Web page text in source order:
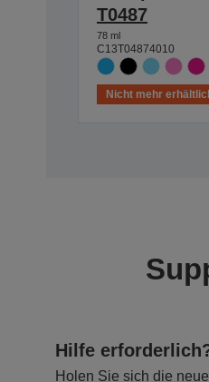
T0487
78 ml
C13T04874010
Nicht mehr
Hilfe
Holen Sie sich die